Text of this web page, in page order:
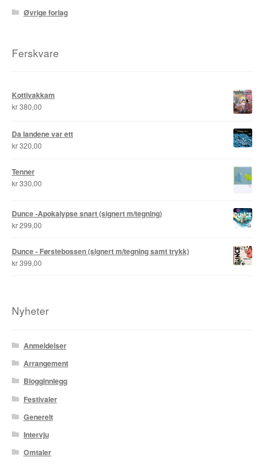
Siv Nordsveen / Silje Rønneberg Hogstad
Thomas Falla Eriksen
Tor Ærlig
Tor Morisse
Xueting Yang
Til kassen
Ordrebekreftelse
Øvrige forlag
Ferskvare
Kottivakkam
kr380,00
Da landene var ett
kr320,00
Tenner
kr330,00
Dunce -Apokalypse snart (signert m/tegning)
kr299,00
Dunce - Førstebossen (signert m/tegning samt trykk)
kr399,00
Nyheter
Anmeldelser
Arrangement
Blogginnlegg
Festivaler
Generelt
Intervju
Omtaler